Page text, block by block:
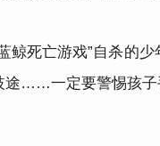
鲸死亡游戏”自杀的
……一定要警惕孩子